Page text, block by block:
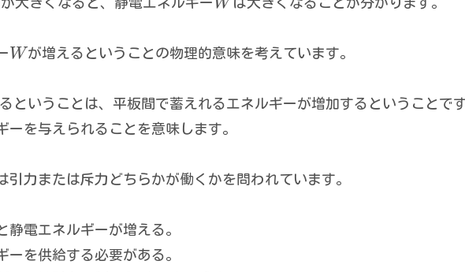
W
Wが増えるということの物理的意味を考えています。
ということは、平板間で蓄えれるエネルギーが増加するということで
ーを与えられることを意味します。
引力または斥力どちらかが働くかを問われています。
静電エネルギーが増える。
ーを供給する必要がある。